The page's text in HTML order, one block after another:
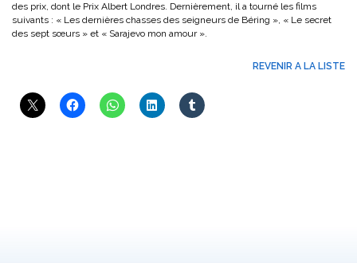
des prix, dont le Prix Albert Londres. Dernièrement, il a tourné les films
suivants : « Les dernières chasses des seigneurs de Béring », « Le secret
des sept sœurs » et « Sarajevo mon amour ».
REVENIR A LA LISTE